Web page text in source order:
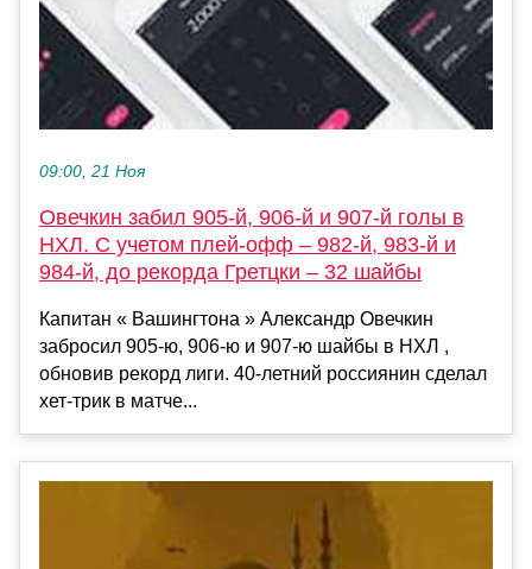
09:00, 21 Ноя
Овечкин забил 905-й, 906-й и 907-й голы в
НХЛ. С учетом плей-офф – 982-й, 983-й и
984-й, до рекорда Гретцки – 32 шайбы
Капитан « Вашингтона » Александр Овечкин
забросил 905-ю, 906-ю и 907-ю шайбы в НХЛ ,
обновив рекорд лиги. 40-летний россиянин сделал
хет-трик в матче...